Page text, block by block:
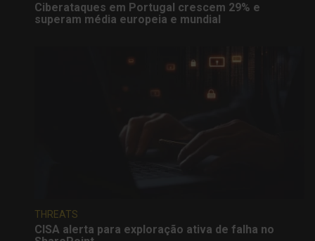
Ciberataques em Portugal crescem 29% e
superam média europeia e mundial
THREATS
CISA alerta para exploração ativa de falha no